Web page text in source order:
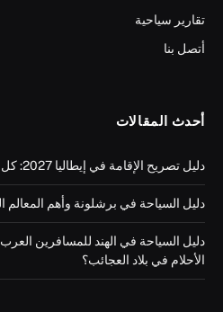
تقارير سياحية
أتصل بنا
أحدث المقالات
دليل تصريح الإقامة في إيطاليا 2027: كل ما تحتاج معرفته قبل التقديم
دليل السياحة في برشلونة وأهم المعالم التي
الأحلام في بلاد العجائب؟